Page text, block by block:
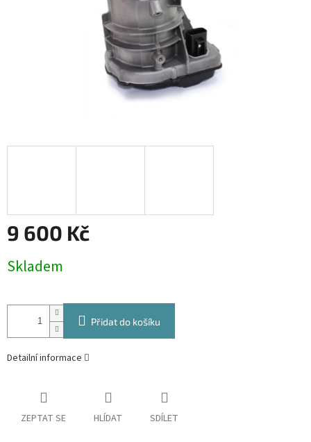
9 600 Kč
cena:
Skladem
Přidat do košíku
Detailní informace
ZEPTAT SE HLÍDAT SDÍLET